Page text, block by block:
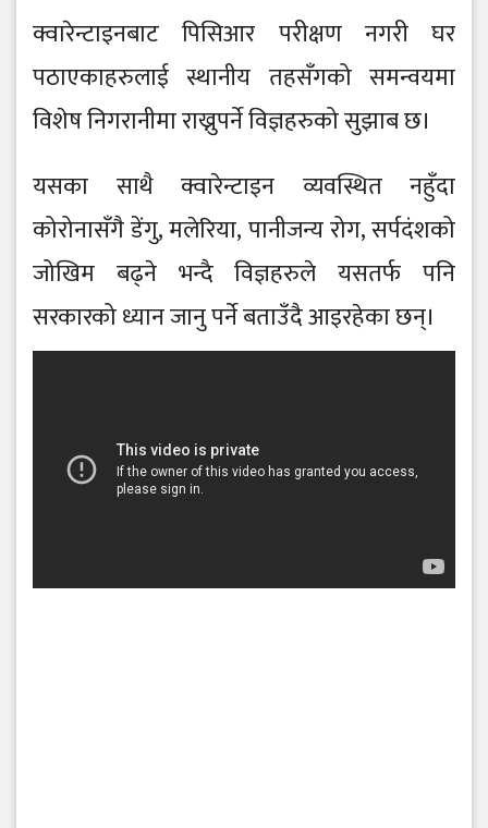
क्वारेन्टाइनबाट पिसिआर परीक्षण नगरी घर
पठाएकाहरुलाई स्थानीय तहसँगको समन्वयमा
विशेष निगरानीमा राख्नुपर्ने विज्ञहरुको सुझाब छ।
यसका साथै क्वारेन्टाइन व्यवस्थित नहुँदा
कोरोनासँगै डेंगु, मलेरिया, पानीजन्य रोग, सर्पदंशको
जोखिम बढ्ने भन्दै विज्ञहरुले यसतर्फ पनि
सरकारको ध्यान जानु पर्ने बताउँदै आइरहेका छन्।